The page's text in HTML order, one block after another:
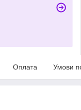
Оплата Умови